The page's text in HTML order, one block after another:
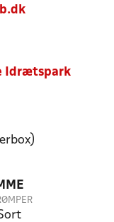
Idrætspark